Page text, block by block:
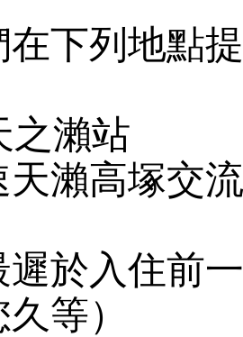
在下列地點
之瀨站
天瀨高塚交
遲於入住前
等）